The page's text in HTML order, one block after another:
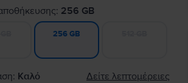
256 GB
256 GB
Καλό Δείτε λεπτομέρειες